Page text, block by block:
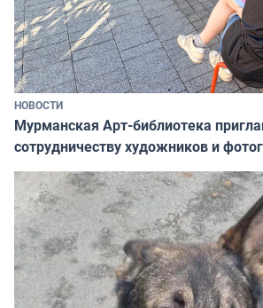
НОВОСТИ
Мурманская Арт-библиотека
сотрудничеству художников и